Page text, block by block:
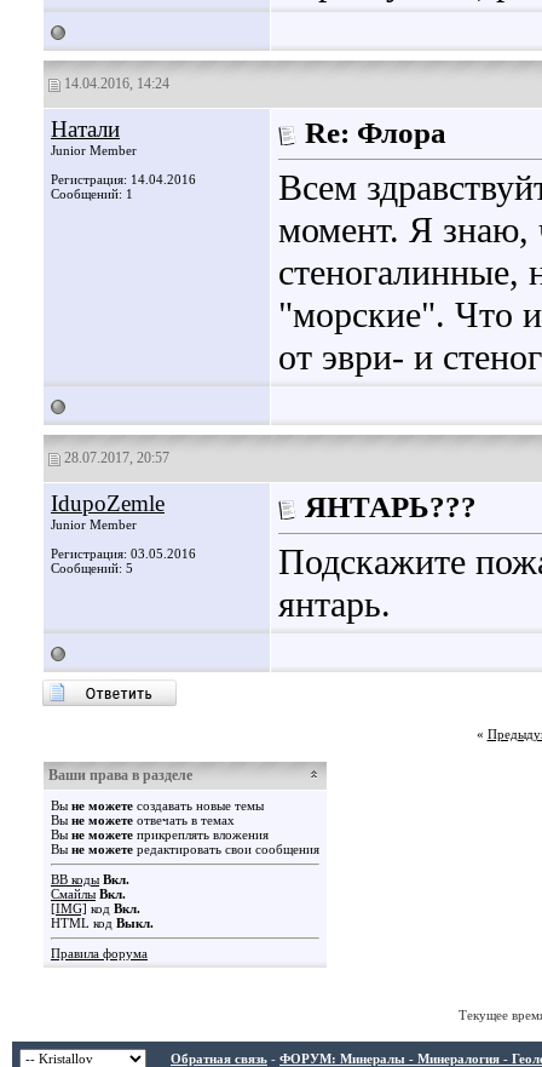
14.04.2016, 14:24
Натали
Junior Member
Регистрация: 14.04.2016
Сообщений: 1
Re: Флора
Всем
момент. Я знаю,
стеногалинные,
"морские". Что
от эври- и
28.07.2017, 20:57
IdupoZemle
Junior Member
Регистрация: 03.05.2016
Сообщений: 5
ЯНТАРЬ???
Подскажите
янтарь.
«
Ваши права в разделе
Вы не можете создавать новые темы
Вы не можете отвечать в темах
Вы не можете прикреплять вложения
Вы не можете редактировать свои сообщения
BB коды Вкл.
Смайлы Вкл.
[IMG] код Вкл.
HTML код Выкл.
Правила форума
Текущее
Обратная связь - ФОРУМ: Минералы - Минералогия -